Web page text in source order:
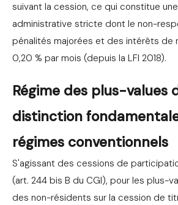
suivant la cession, ce qui constitue
administrative stricte dont le non-
pénalités majorées et des intérêts de
0,20 % par mois (depuis la LFI 2018).
Régime des plus-values
distinction
régimes conventionnels
S'agissant des cessions de
(art. 244 bis B du CGI), pour les plus-
des non-résidents sur la cession de